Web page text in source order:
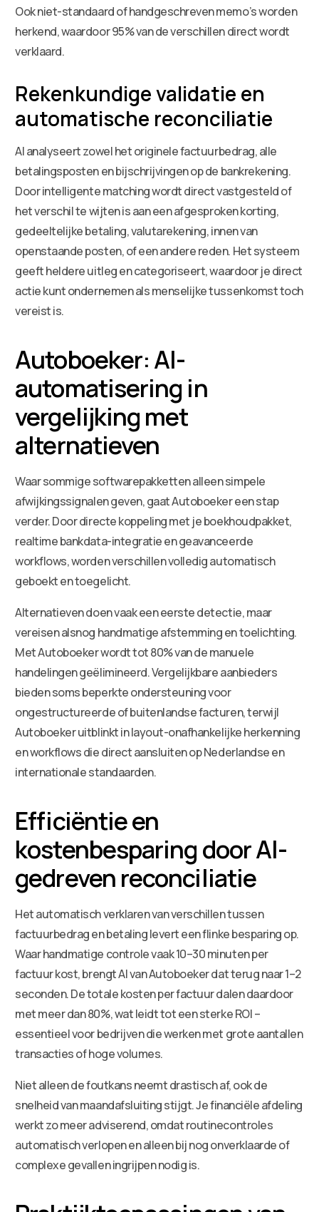
Ook niet-standaard of handgeschreven memo’s worden
herkend, waardoor 95% van de verschillen direct wordt
verklaard.
Rekenkundige validatie en
automatische reconciliatie
AI analyseert zowel het originele factuurbedrag, alle
betalingsposten en bijschrijvingen op de bankrekening.
Door intelligente matching wordt direct vastgesteld of
het verschil te wijten is aan een afgesproken korting,
gedeeltelijke betaling, valutarekening, innen van
openstaande posten, of een andere reden. Het systeem
geeft heldere uitleg en categoriseert, waardoor je direct
actie kunt ondernemen als menselijke tussenkomst toch
vereist is.
Autoboeker: AI-
automatisering in
vergelijking met
alternatieven
Waar sommige softwarepakketten alleen simpele
afwijkingssignalen geven, gaat Autoboeker een stap
verder. Door directe koppeling met je boekhoudpakket,
realtime bankdata-integratie en geavanceerde
workflows, worden verschillen volledig automatisch
geboekt en toegelicht.
Alternatieven doen vaak een eerste detectie, maar
vereisen alsnog handmatige afstemming en toelichting.
Met Autoboeker wordt tot 80% van de manuele
handelingen geëlimineerd. Vergelijkbare aanbieders
bieden soms beperkte ondersteuning voor
ongestructureerde of buitenlandse facturen, terwijl
Autoboeker uitblinkt in layout-onafhankelijke herkenning
en workflows die direct aansluiten op Nederlandse en
internationale standaarden.
Efficiëntie en
kostenbesparing door AI-
gedreven reconciliatie
Het automatisch verklaren van verschillen tussen
factuurbedrag en betaling levert een flinke besparing op.
Waar handmatige controle vaak 10–30 minuten per
factuur kost, brengt AI van Autoboeker dat terug naar 1–2
seconden. De totale kosten per factuur dalen daardoor
met meer dan 80%, wat leidt tot een sterke ROI –
essentieel voor bedrijven die werken met grote aantallen
transacties of hoge volumes.
Niet alleen de foutkans neemt drastisch af, ook de
snelheid van maandafsluiting stijgt. Je financiële afdeling
werkt zo meer adviserend, omdat routinecontroles
automatisch verlopen en alleen bij nog onverklaarde of
complexe gevallen ingrijpen nodig is.